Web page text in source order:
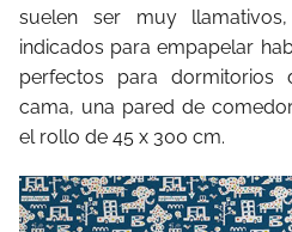
suelen ser muy
indicados para empapelar
perfectos para dormitorios
cama, una pared de
el rollo de 45 x 300 cm.